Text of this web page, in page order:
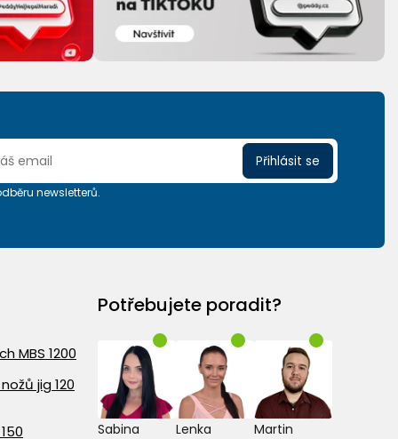
Přihlásit se
newsletterů.
MBS 1200
jig 120
Potřebujete poradit?
Sabina Lenka Martin